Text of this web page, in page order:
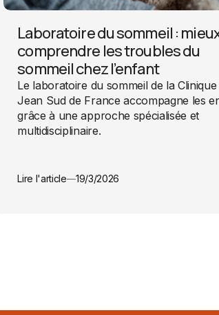
Laboratoire du sommeil :
comprendre les troubles du
sommeil chez l’enfant
Le laboratoire du sommeil de la
Jean Sud de France accompagne les
grâce à une approche spécialisée et
multidisciplinaire.
Lire l'article 19/3/2026